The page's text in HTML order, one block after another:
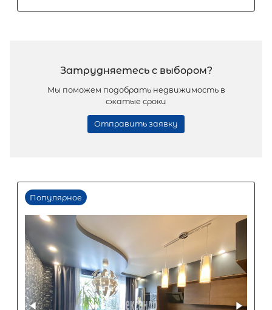
Популярное